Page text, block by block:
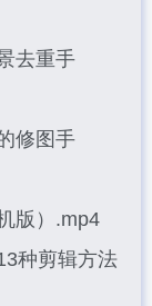
去重手
修图手
版）.mp4
种剪辑方法